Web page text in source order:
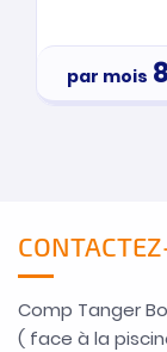
par mois
Comp Tanger
( face à la